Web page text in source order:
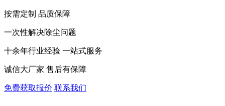
按需定制 品质保障
一次性解决除尘问题
十余年行业经验 一站式服务
诚信大厂家 售后有保障
免费获取报价 联系我们